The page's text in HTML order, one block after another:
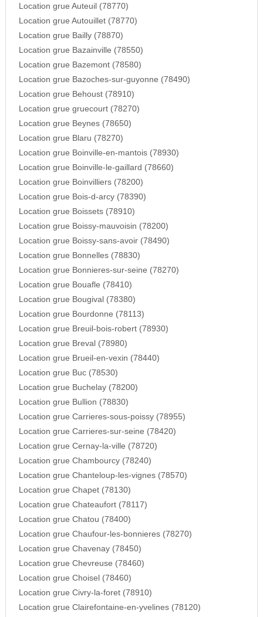
Location grue Auteuil (78770)
Location grue Autouillet (78770)
Location grue Bailly (78870)
Location grue Bazainville (78550)
Location grue Bazemont (78580)
Location grue Bazoches-sur-guyonne (78490)
Location grue Behoust (78910)
Location grue gruecourt (78270)
Location grue Beynes (78650)
Location grue Blaru (78270)
Location grue Boinville-en-mantois (78930)
Location grue Boinville-le-gaillard (78660)
Location grue Boinvilliers (78200)
Location grue Bois-d-arcy (78390)
Location grue Boissets (78910)
Location grue Boissy-mauvoisin (78200)
Location grue Boissy-sans-avoir (78490)
Location grue Bonnelles (78830)
Location grue Bonnieres-sur-seine (78270)
Location grue Bouafle (78410)
Location grue Bougival (78380)
Location grue Bourdonne (78113)
Location grue Breuil-bois-robert (78930)
Location grue Breval (78980)
Location grue Brueil-en-vexin (78440)
Location grue Buc (78530)
Location grue Buchelay (78200)
Location grue Bullion (78830)
Location grue Carrieres-sous-poissy (78955)
Location grue Carrieres-sur-seine (78420)
Location grue Cernay-la-ville (78720)
Location grue Chambourcy (78240)
Location grue Chanteloup-les-vignes (78570)
Location grue Chapet (78130)
Location grue Chateaufort (78117)
Location grue Chatou (78400)
Location grue Chaufour-les-bonnieres (78270)
Location grue Chavenay (78450)
Location grue Chevreuse (78460)
Location grue Choisel (78460)
Location grue Civry-la-foret (78910)
Location grue Clairefontaine-en-yvelines (78120)